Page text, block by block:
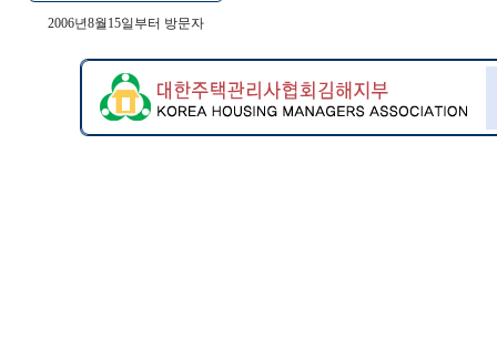
2006년8월15일부터 방문자